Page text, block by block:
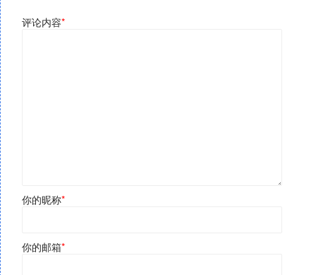
评论内容*
你的昵称*
你的邮箱*